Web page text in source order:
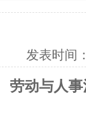
发表时间
劳动与人